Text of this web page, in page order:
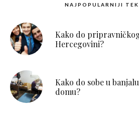
NAJPOPULARNIJI
Kako do
Hercegovini?
Kako do sobe u
domu?